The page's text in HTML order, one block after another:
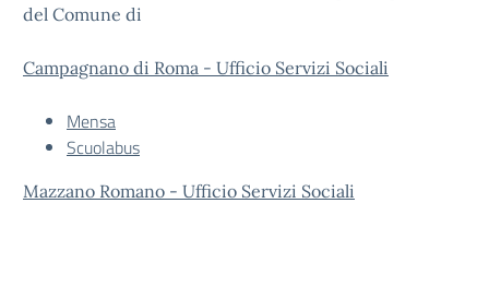
del Comune di
Campagnano di Roma - Ufficio Servizi Sociali
Mensa
Scuolabus
Mazzano Romano - Ufficio Servizi Sociali